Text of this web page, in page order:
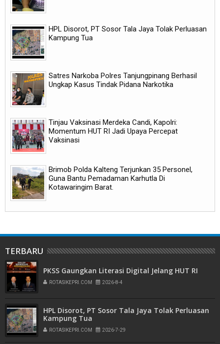
HPL Disorot, PT Sosor Tala Jaya Tolak Perluasan
Kampung Tua
Satres Narkoba Polres Tanjungpinang Berhasil
Ungkap Kasus Tindak Pidana Narkotika
Tinjau Vaksinasi Merdeka Candi, Kapolri:
Momentum HUT RI Jadi Upaya Percepat
Vaksinasi
Brimob Polda Kalteng Terjunkan 35 Personel,
Guna Bantu Pemadaman Karhutla Di
Kotawaringim Barat.
TERBARU
PKSS Gaungkan Literasi Digital Jelang HUT RI
ROTASIKEPRI.COM 2026-8-4
HPL Disorot, PT Sosor Tala Jaya Tolak Perluasan
Kampung Tua
ROTASIKEPRI.COM 2026-7-29